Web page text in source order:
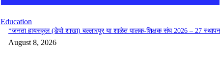
Education
*जनता हायस्कूल (डेपो शाखा) बल्लारपूर या शाळेत पालक-शिक्षक संघ 2026 – 27
August 8, 2026